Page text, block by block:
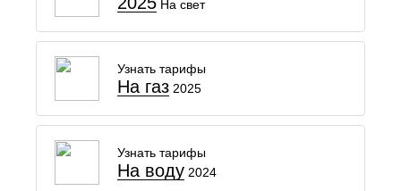
На свет
Узнать тарифы
На газ 2025
Узнать тарифы
На воду 2024